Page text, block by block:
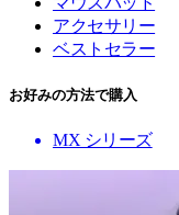
アクセサリー
ベストセラー
お好みの方法で購入
MX シリーズ